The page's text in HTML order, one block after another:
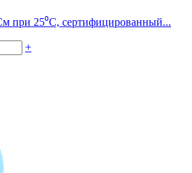
при 25⁰С, сертифицированный...
+